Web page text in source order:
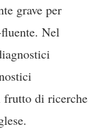
grave per
Nel
di ricerche